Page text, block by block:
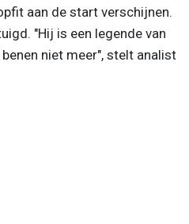
aan de start verschijnen.
"Hij is een legende van
niet meer", stelt analist